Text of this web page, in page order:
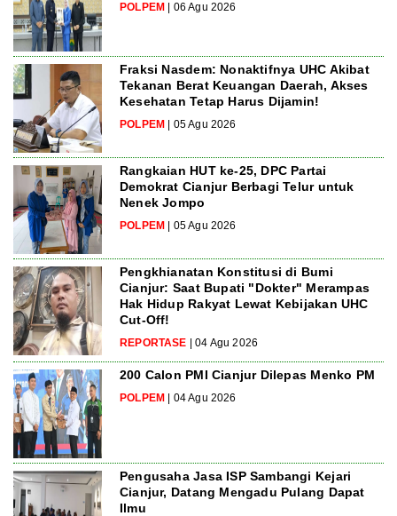
POLPEM | 06 Agu 2026
Fraksi Nasdem: Nonaktifnya UHC Akibat
Tekanan Berat Keuangan Daerah, Akses
Kesehatan Tetap Harus Dijamin!
POLPEM | 05 Agu 2026
Rangkaian HUT ke-25, DPC Partai
Demokrat Cianjur Berbagi Telur untuk
Nenek Jompo
POLPEM | 05 Agu 2026
Pengkhianatan Konstitusi di Bumi
Cianjur: Saat Bupati "Dokter" Merampas
Hak Hidup Rakyat Lewat Kebijakan UHC
Cut-Off!
REPORTASE | 04 Agu 2026
200 Calon PMI Cianjur Dilepas Menko PM
POLPEM | 04 Agu 2026
Pengusaha Jasa ISP Sambangi Kejari
Cianjur, Datang Mengadu Pulang Dapat
Ilmu